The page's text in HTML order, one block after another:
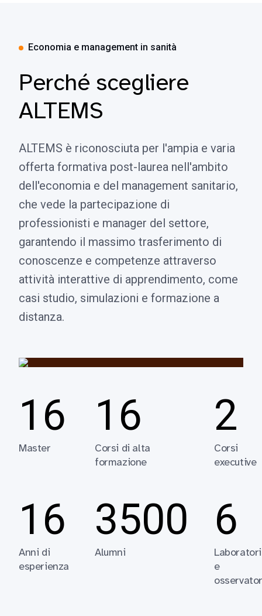
Economia e management in sanità
Perché scegliere
ALTEMS
ALTEMS è riconosciuta per l'ampia e varia
offerta formativa post-laurea nell'ambito
dell'economia e del management sanitario,
che vede la partecipazione di
professionisti e manager del settore,
garantendo il massimo trasferimento di
conoscenze e competenze attraverso
attività interattive di apprendimento, come
casi studio, simulazioni e formazione a
distanza.
16
Master
16
Corsi di alta
formazione
2
Corsi
executive
16
Anni di
esperienza
3500
Alumni
6
Laboratori
e